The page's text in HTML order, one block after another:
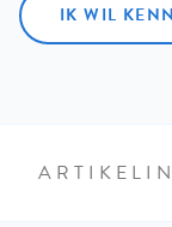
IK WIL